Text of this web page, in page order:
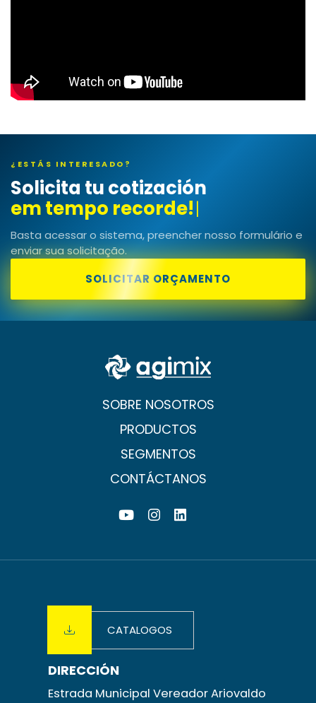
¿ESTÁS INTERESADO?
Solicita tu cotización
|
Basta acessar o sistema, preencher nosso formulário e
enviar sua solicitação.
SOLICITAR ORÇAMENTO
SOBRE NOSOTROS
PRODUCTOS
SEGMENTOS
CONTÁCTANOS
CATALOGOS
DIRECCIÓN
Estrada Municipal Vereador Ariovaldo